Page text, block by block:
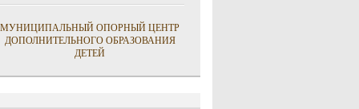
МУНИЦИПАЛЬНЫЙ ОПОРНЫЙ ЦЕНТР
ДОПОЛНИТЕЛЬНОГО ОБРАЗОВАНИЯ
ДЕТЕЙ